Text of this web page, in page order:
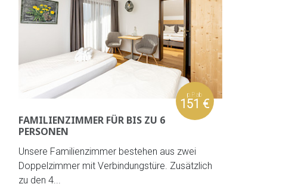
p.P. ab
151 €
FAMILIENZIMMER FÜR BIS ZU 6
PERSONEN
Unsere Familienzimmer bestehen aus zwei
Doppelzimmer mit Verbindungstüre. Zusätzlich
zu den 4...